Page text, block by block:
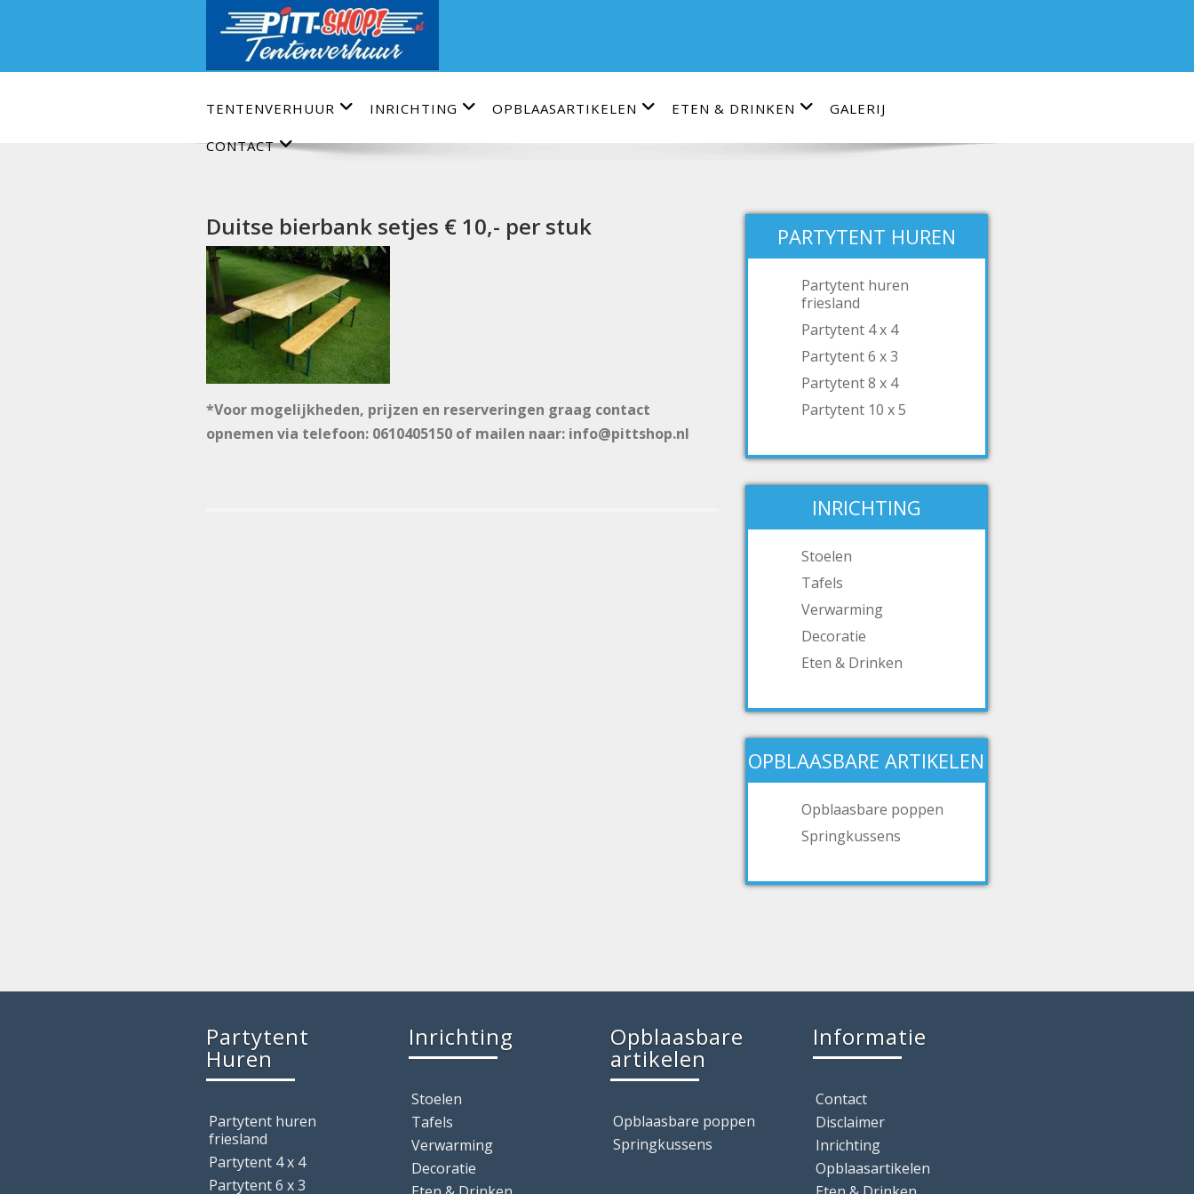
inhoud
TENTENVERHUUR INRICHTING OPBLAASARTIKELEN ETEN & DRINKEN GALERIJ
CONTACT
Duitse bierbank setjes € 10,- per stuk
*Voor mogelijkheden, prijzen en reserveringen graag contact
opnemen via telefoon: 0610405150 of mailen naar: info@pittshop.nl
PARTYTENT HUREN
Partytent huren
friesland
Partytent 4 x 4
Partytent 6 x 3
Partytent 8 x 4
Partytent 10 x 5
INRICHTING
Stoelen
Tafels
Verwarming
Decoratie
Eten & Drinken
OPBLAASBARE ARTIKELEN
Opblaasbare poppen
Springkussens
Partytent
Huren
Partytent huren
friesland
Partytent 4 x 4
Partytent 6 x 3
Inrichting
Stoelen
Tafels
Verwarming
Decoratie
Opblaasbare
artikelen
Opblaasbare poppen
Springkussens
Informatie
Contact
Disclaimer
Inrichting
Opblaasartikelen